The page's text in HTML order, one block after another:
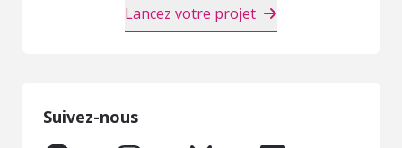
Lancez votre projet
Suivez-nous